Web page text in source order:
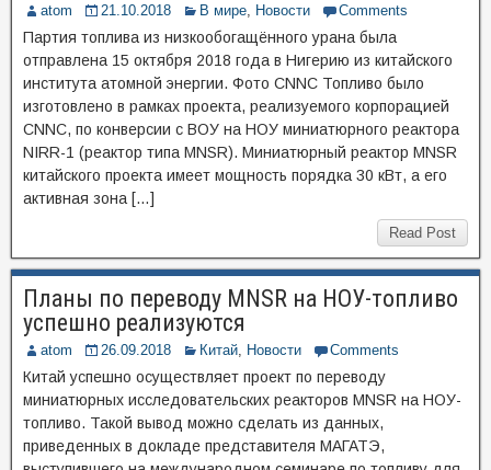
atom 21.10.2018 В мире, Новости Comments
Партия топлива из низкообогащённого урана была
отправлена 15 октября 2018 года в Нигерию из китайского
института атомной энергии. Фото CNNC Топливо было
изготовлено в рамках проекта, реализуемого корпорацией
CNNC, по конверсии с ВОУ на НОУ миниатюрного реактора
NIRR-1 (реактор типа MNSR). Миниатюрный реактор MNSR
китайского проекта имеет мощность порядка 30 кВт, а его
активная зона […]
Read Post
Планы по переводу MNSR на НОУ-топливо
успешно реализуются
atom 26.09.2018 Китай, Новости Comments
Китай успешно осуществляет проект по переводу
миниатюрных исследовательских реакторов MNSR на НОУ-
топливо. Такой вывод можно сделать из данных,
приведенных в докладе представителя МАГАТЭ,